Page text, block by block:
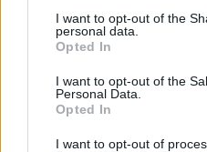
I want to opt-out of the
personal data.
Opted In
I want to opt-out of the
Personal Data.
Opted In
I want to opt-out of